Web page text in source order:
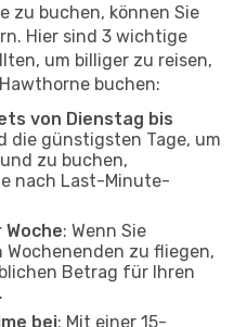
zu buchen, können Sie
Hier sind 3 wichtige
um billiger zu reisen,
buchen:
von Dienstag bis
die günstigsten Tage, um
zu buchen,
nach Last-Minute-
: Wenn Sie
Wochenenden zu fliegen,
Betrag für Ihren
bei: Mit einer 15-